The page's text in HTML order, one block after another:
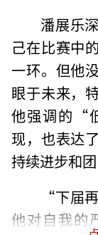
潘展乐
己在比赛中
一环。但他
眼于未来，
他强调的“
现，也表达
持续进步和
“下届
他对自我的